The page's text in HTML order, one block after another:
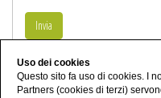
Invia
Condividi
Uso dei cookies
Questo sito fa uso di cookies. I
Partners (cookies di terzi)